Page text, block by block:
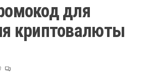
для
криптовалюты